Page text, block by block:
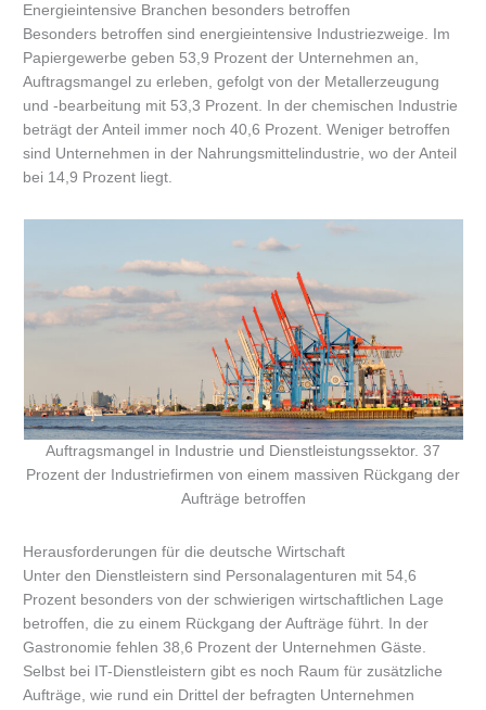
Energieintensive Branchen besonders betroffen
Besonders betroffen sind energieintensive Industriezweige. Im
Papiergewerbe geben 53,9 Prozent der Unternehmen an,
Auftragsmangel zu erleben, gefolgt von der Metallerzeugung
und -bearbeitung mit 53,3 Prozent. In der chemischen Industrie
beträgt der Anteil immer noch 40,6 Prozent. Weniger betroffen
sind Unternehmen in der Nahrungsmittelindustrie, wo der Anteil
bei 14,9 Prozent liegt.
Auftragsmangel in Industrie und Dienstleistungssektor. 37
Prozent der Industriefirmen von einem massiven Rückgang der
Aufträge betroffen
Herausforderungen für die deutsche Wirtschaft
Unter den Dienstleistern sind Personalagenturen mit 54,6
Prozent besonders von der schwierigen wirtschaftlichen Lage
betroffen, die zu einem Rückgang der Aufträge führt. In der
Gastronomie fehlen 38,6 Prozent der Unternehmen Gäste.
Selbst bei IT-Dienstleistern gibt es noch Raum für zusätzliche
Aufträge, wie rund ein Drittel der befragten Unternehmen